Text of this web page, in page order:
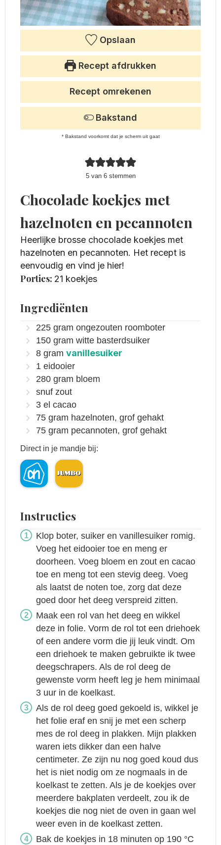
Opslaan
Recept afdrukken
5van 6stemmen
Recept omrekenen
Bakstand
* Bakstand voorkomt dat je scherm uit gaat
Chocolade koekjes met
hazelnoten en pecannoten
Heerlijke brosse chocolade koekjes met
hazelnoten en pecannoten. Het recept is
eenvoudig en vind je hier!
Porties: 21 koekjes
Ingrediënten
225 gram ongezouten roomboter
150 gram witte basterdsuiker
8 gram vanillesuiker
1 eidooier
280 gram bloem
snuf zout
3 el cacao
75 gram hazelnoten, grof gehakt
75 gram pecannoten, grof gehakt
Direct in je mandje bij:
Instructies
Klop boter, suiker en vanillesuiker romig.
Voeg het eidooier toe en meng er
doorheen. Voeg bloem en zout en cacao
toe en meng tot een stevig deeg. Voeg
als laatst de noten toe, zorg dat deze
goed door het deeg verspreid zitten.
Maak een rol van het deeg en wikkel
deze in folie. Vorm de rol tot een driehoek
of een andere vorm die jij leuk vindt. Om
een driehoek te maken gebruikte ik twee
deegschrapers. Als de rol deeg de
gewenste vorm heeft leg je hem minimaal
3 uur in de koelkast.
Als de rol deeg goed gekoeld is, wikkel je
het folie eraf en snij je met een scherp
mes de rol deeg in plakken. Mijn plakken
waren iets dikker dan een halve
centimeter. Ze zijn nu nog goed koud dus
het is niet nodig om ze nogmaals in de
koelkast te zetten. Als je de koekjes over
meerdere bakplaten verdeelt, zou ik de
koekjes die nog niet de oven in gaan wel
weer even in de koelkast zetten.
Bak de koekjes in 18 minuten op 190 °C